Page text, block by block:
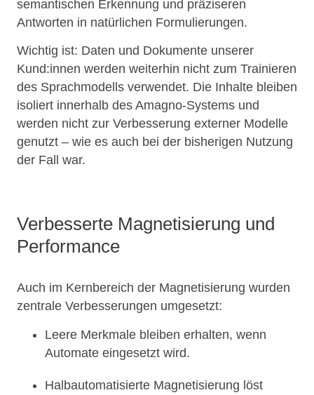
semantischen Erkennung und präziseren
Antworten in natürlichen Formulierungen.
Wichtig ist: Daten und Dokumente unserer
Kund:innen werden weiterhin nicht zum Trainieren
des Sprachmodells verwendet. Die Inhalte bleiben
isoliert innerhalb des Amagno‑Systems und
werden nicht zur Verbesserung externer Modelle
genutzt – wie es auch bei der bisherigen Nutzung
der Fall war.
Verbesserte Magnetisierung und
Performance
Auch im Kernbereich der Magnetisierung wurden
zentrale Verbesserungen umgesetzt:
Leere Merkmale bleiben erhalten, wenn
Automate eingesetzt wird.
Halbautomatisierte Magnetisierung löst